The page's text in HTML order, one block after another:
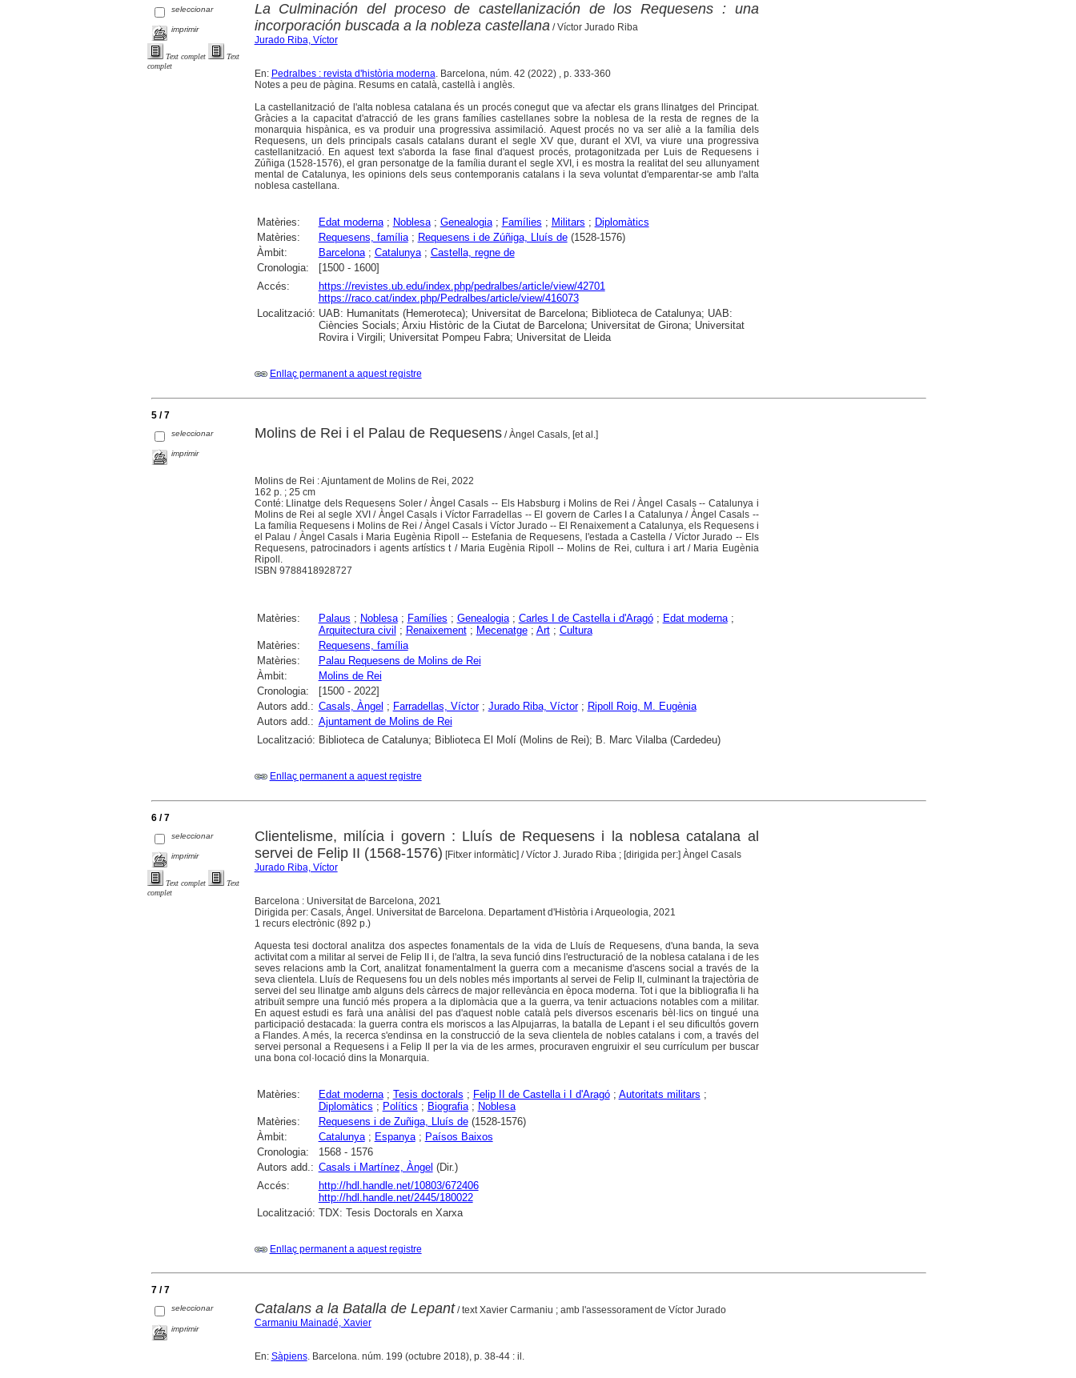
seleccionar
imprimir
Text complet
Text
complet
La Culminación del proceso de castellanización de los Requesens : una
incorporación buscada a la nobleza castellana/ Víctor Jurado Riba
Jurado Riba, Víctor
En: Pedralbes : revista d'història moderna. Barcelona, núm. 42 (2022) , p. 333-360
Notes a peu de pàgina. Resums en català, castellà i anglès.
La castellanització de l'alta noblesa catalana és un procés conegut que va afectar els grans llinatges del Principat.
Gràcies a la capacitat d'atracció de les grans famílies castellanes sobre la noblesa de la resta de regnes de la
monarquia hispànica, es va produir una progressiva assimilació. Aquest procés no va ser aliè a la família dels
Requesens, un dels principals casals catalans durant el segle XV que, durant el XVI, va viure una progressiva
castellanització. En aquest text s'aborda la fase final d'aquest procés, protagonitzada per Luis de Requesens i
Zúñiga (1528-1576), el gran personatge de la família durant el segle XVI, i es mostra la realitat del seu allunyament
mental de Catalunya, les opinions dels seus contemporanis catalans i la seva voluntat d'emparentar-se amb l'alta
noblesa castellana.
Matèries: Edat moderna; Noblesa; Genealogia; Famílies ; Militars ; Diplomàtics
Matèries:
Requesens, família; Requesens i de Zúñiga, Lluís de(1528-1576)
Àmbit:
Barcelona; Catalunya; Castella, regne de
Cronologia:
[1500 - 1600]
Accés:
https://revistes.ub.edu/index.php/pedralbes/article/view/42701
https://raco.cat/index.php/Pedralbes/article/view/416073
Localització: UAB: Humanitats (Hemeroteca); Universitat de Barcelona; Biblioteca de Catalunya; UAB:
Ciències Socials; Arxiu Històric de la Ciutat de Barcelona; Universitat de Girona; Universitat
Rovira i Virgili; Universitat Pompeu Fabra; Universitat de Lleida
Enllaç permanent a aquest registre
5 / 7
seleccionar
imprimir
Molins de Rei i el Palau de Requesens/ Àngel Casals, [et al.]
Molins de Rei : Ajuntament de Molins de Rei, 2022
162 p. ; 25 cm
Conté: Llinatge dels Requesens Soler / Àngel Casals -- Els Habsburg i Molins de Rei / Àngel Casals -- Catalunya i
Molins de Rei al segle XVI / Àngel Casals i Víctor Farradellas -- El govern de Carles I a Catalunya / Àngel Casals --
La família Requesens i Molins de Rei / Àngel Casals i Víctor Jurado -- El Renaixement a Catalunya, els Requesens i
el Palau / Àngel Casals i Maria Eugènia Ripoll -- Estefania de Requesens, l'estada a Castella / Víctor Jurado -- Els
Requesens, patrocinadors i agents artístics t / Maria Eugènia Ripoll -- Molins de Rei, cultura i art / Maria Eugènia
Ripoll.
ISBN 9788418928727
Matèries: Palaus ; Noblesa; Famílies ; Genealogia; Carles I de Castella i d'Aragó; Edat moderna;
Arquitectura civil ; Renaixement; Mecenatge; Art; Cultura
Matèries:
Requesens, família
Matèries:
Palau Requesens de Molins de Rei
Àmbit:
Molins de Rei
Cronologia:
[1500 - 2022]
Autors add.: Casals, Àngel ; Farradellas, Víctor; Jurado Riba, Víctor; Ripoll Roig, M. Eugènia
Autors add.: Ajuntament de Molins de Rei
Localització: Biblioteca de Catalunya; Biblioteca El Molí (Molins de Rei); B. Marc Vilalba (Cardedeu)
Enllaç permanent a aquest registre
6 / 7
seleccionar
imprimir
Text complet
Text
complet
Clientelisme, milícia i govern : Lluís de Requesens i la noblesa catalana al
servei de Felip II (1568-1576) [Fitxer informàtic] / Víctor J. Jurado Riba ; [dirigida per:] Àngel Casals
Jurado Riba, Víctor
Barcelona : Universitat de Barcelona, 2021
Dirigida per: Casals, Àngel. Universitat de Barcelona. Departament d'Història i Arqueologia, 2021
1 recurs electrònic (892 p.)
Aquesta tesi doctoral analitza dos aspectes fonamentals de la vida de Lluís de Requesens, d'una banda, la seva
activitat com a militar al servei de Felip II i, de l'altra, la seva funció dins l'estructuració de la noblesa catalana i de les
seves relacions amb la Cort, analitzat fonamentalment la guerra com a mecanisme d'ascens social a través de la
seva clientela. Lluís de Requesens fou un dels nobles més importants al servei de Felip II, culminant la trajectòria de
servei del seu llinatge amb alguns dels càrrecs de major rellevància en època moderna. Tot i que la bibliografia li ha
atribuït sempre una funció més propera a la diplomàcia que a la guerra, va tenir actuacions notables com a militar.
En aquest estudi es farà una anàlisi del pas d'aquest noble català pels diversos escenaris bèl·lics on tingué una
participació destacada: la guerra contra els moriscos a las Alpujarras, la batalla de Lepant i el seu dificultós govern
a Flandes. A més, la recerca s'endinsa en la construcció de la seva clientela de nobles catalans i com, a través del
servei personal a Requesens i a Felip II per la via de les armes, procuraven engruixir el seu currículum per buscar
una bona col·locació dins la Monarquia.
Matèries: Edat moderna; Tesis doctorals ; Felip II de Castella i I d'Aragó; Autoritats militars ;
Diplomàtics ; Polítics ; Biografia; Noblesa
Matèries:
Requesens i de Zuñiga, Lluís de(1528-1576)
Àmbit:
Catalunya; Espanya; Paísos Baixos
Cronologia:
1568 - 1576
Autors add.: Casals i Martínez, Àngel (Dir.)
Accés:
http://hdl.handle.net/10803/672406
http://hdl.handle.net/2445/180022
Localització: TDX: Tesis Doctorals en Xarxa
Enllaç permanent a aquest registre
7 / 7
seleccionar
imprimir
Catalans a la Batalla de Lepant/ text Xavier Carmaniu ; amb l'assessorament de Víctor Jurado
Carmaniu Mainadé, Xavier
En: Sàpiens. Barcelona. núm. 199 (octubre 2018), p. 38-44 : il.